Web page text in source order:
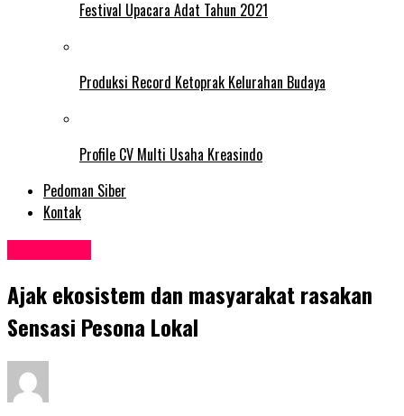
Festival Upacara Adat Tahun 2021
Produksi Record Ketoprak Kelurahan Budaya
Profile CV Multi Usaha Kreasindo
Pedoman Siber
Kontak
Ajak ekosistem dan masyarakat rasakan
Sensasi Pesona Lokal